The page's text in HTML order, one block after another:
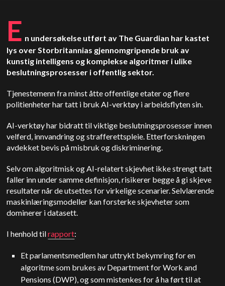
E n undersøkelse utført av The Guardian har kastet
lys over Storbritannias gjennomgripende bruk av
kunstig intelligens og komplekse algoritmer i ulike
beslutningsprosesser i offentlig sektor.
Tjenestemenn fra minst åtte offentlige etater og flere
politienheter har tatt i bruk AI-verktøy i arbeidsflyten sin.
AI-verktøy har bidratt til viktige beslutningsprosesser innen
velferd, innvandring og strafferettspleie. Etterforskningen
avdekket bevis på misbruk og diskriminering.
Selv om algoritmisk og AI-relatert skjevhet ikke strengt tatt
faller inn under samme definisjon, risikerer begge å gi skjeve
resultater når de utsettes for virkelige scenarier.Selvlærende
maskinlæringsmodeller kan forsterke skjevheter som
dominerer i datasett.
I henhold tilrapport:
Et parlamentsmedlem har uttrykt bekymring for en
algoritme som brukes av Department for Work and
Pensions (DWP), og som mistenkes for å ha ført til at